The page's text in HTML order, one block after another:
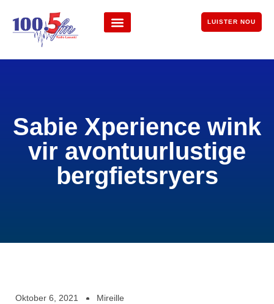
LUISTER NOU
Sabie Xperience wink
vir avontuurlustige
bergfietsryers
Oktober 6, 2021 Mireille